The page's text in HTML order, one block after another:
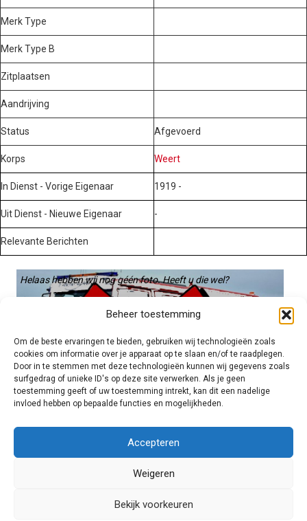
Beheer toestemming
Om de beste ervaringen te bieden, gebruiken wij technologieën zoals
cookies om informatie over je apparaat op te slaan en/of te raadplegen.
Door in te stemmen met deze technologieën kunnen wij gegevens zoals
surfgedrag of unieke ID's op deze site verwerken. Als je geen
toestemming geeft of uw toestemming intrekt, kan dit een nadelige
invloed hebben op bepaalde functies en mogelijkheden.
Accepteren
Weigeren
Bekijk voorkeuren
Merk Type
Merk Type B
Zitplaatsen
Aandrijving
Status Afgevoerd
Korps Weert
In Dienst - Vorige Eigenaar 1919 -
Uit Dienst - Nieuwe Eigenaar -
Relevante Berichten
Helaas hebben wij nog géén foto. Heeft u die wel?
Graag gebruiken we die. Stuur hem op naar:
voertuigen@hulpverleningsdiensten.nl